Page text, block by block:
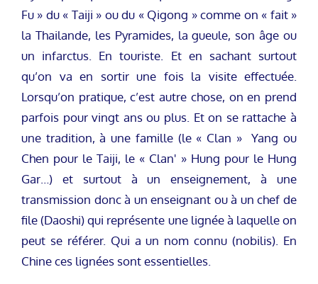
Fu » du « Taiji » ou du « Qigong » comme on « fait »
la Thailande, les Pyramides, la gueule, son âge ou
un infarctus. En touriste. Et en sachant surtout
qu’on va en sortir une fois la visite effectuée.
Lorsqu’on pratique, c’est autre chose, on en prend
parfois pour vingt ans ou plus. Et on se rattache à
une tradition, à une famille (le « Clan » Yang ou
Chen pour le Taiji, le « Clan' » Hung pour le Hung
Gar…) et surtout à un enseignement, à une
transmission donc à un enseignant ou à un chef de
file (Daoshi) qui représente une lignée à laquelle on
peut se référer. Qui a un nom connu (nobilis). En
Chine ces lignées sont essentielles.